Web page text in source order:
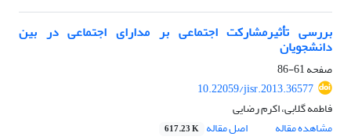
بررسی تأثیرمشارکت اجتماعی بر مدارای اجتماعی در بین
دانشجویان
صفحه61-86
10.22059/jisr.2013.36577
فاطمه گلابی، اکرم رضایی
مشاهده مقاله
اصل مقاله 617.23 K